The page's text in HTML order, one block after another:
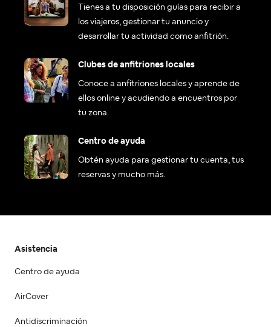
Tienes a tu disposición guías para recibir a
los viajeros, gestionar tu anuncio y
desarrollar tu actividad como anfitrión.
Clubes de anfitriones locales
Conoce a anfitriones locales y aprende de
ellos online y acudiendo a encuentros por
tu zona.
Centro de ayuda
Obtén ayuda para gestionar tu cuenta, tus
reservas y mucho más.
Asistencia
Centro de ayuda
AirCover
Antidiscriminación